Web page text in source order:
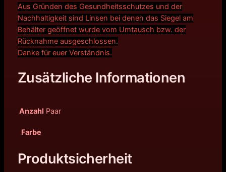
Aus Gründen des Gesundheitsschutzes und der
Nachhaltigkeit sind Linsen bei denen das Siegel am
Behälter geöffnet wurde vom Umtausch bzw. der
Rücknahme ausgeschlossen.
Danke für euer Verständnis.
Zusätzliche Informationen
Anzahl Paar
Farbe
Produktsicherheit